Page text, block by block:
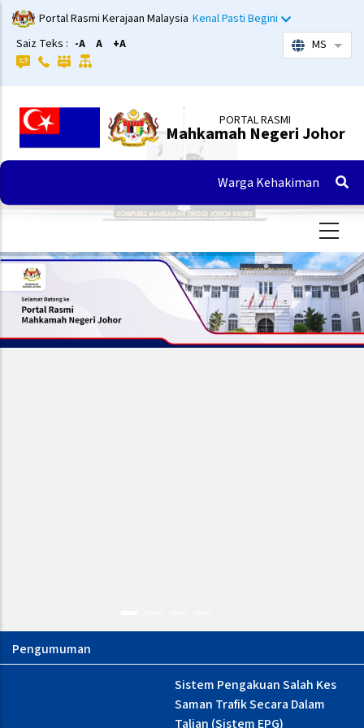
Langkau
ke
kandungan
utama
Portal Rasmi Kerajaan Malaysia Kenal Pasti Begini
Saiz Teks : -A A +A MS
PORTAL RASMI
Mahkamah Negeri Johor
Warga Kehakiman
Sistem Pengakuan Salah Kes
Saman Trafik Secara Dalam
Talian (Sistem EPG)